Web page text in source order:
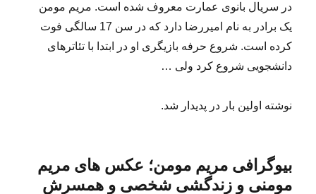
در سریال بانوی عمارت معروف شده است. مریم مومن
یک برادر به نام امیررضا دارد که در سن 17 سالگی فوت
کرده است. شروع حرفه بازیگری او در ابتدا با تئاترهای
دانشجویی شروع کرد ولی …
نوشته اولین بار در پدیدار شد.
بیوگرافی مریم مومن؛ عکس های مریم
مومنی و زندگشی شخصی و همسرش